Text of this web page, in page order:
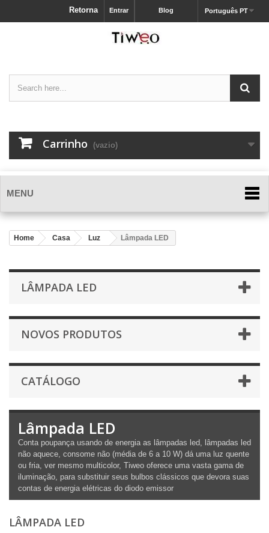
Português PT
Blog
Entrar
Retorna
Carrinho (vazio)
MENU
Home Casa Luz Lâmpada LED
LÂMPADA LED
NOVOS PRODUTOS
CATÁLOGO
Lâmpada LED
Conta poupança usando de energia as lâmpadas led, lâmpadas led
não aquece, consome não (média de 6 a 10 W) dá uma luz quente
ou fria, ver mesmo multicolor, Tiweo oferece uma vasta gama de
iluminação, para substituir seus bulbos clássicos que devora suas
contas de energia elétricas do diodo emissor
LÂMPADA LED